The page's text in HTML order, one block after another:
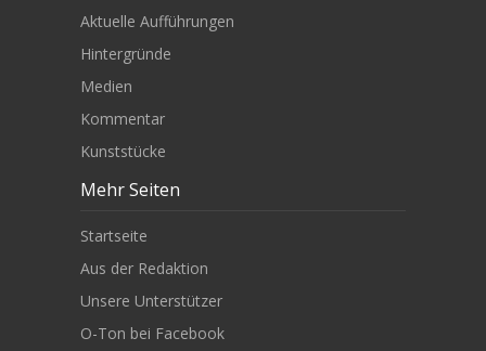
Aktuelle Aufführungen
Hintergründe
Medien
Kommentar
Kunststücke
Mehr Seiten
Startseite
Aus der Redaktion
Unsere Unterstützer
O-Ton bei Facebook